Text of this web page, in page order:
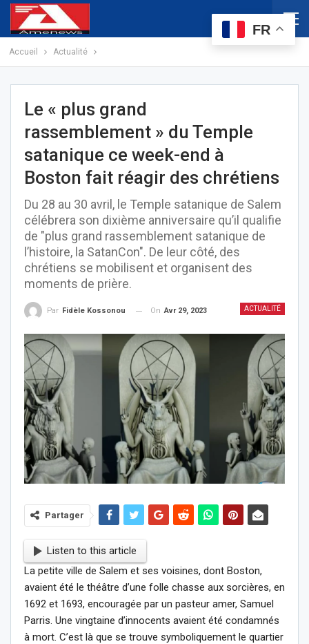
Accueil Actualité
Le « plus grand
rassemblement » du Temple
satanique ce week-end à
Boston fait réagir des chrétiens
Du 28 au 30 avril, le Temple satanique de Salem
célébrera son dixième anniversaire qu’il qualifie
de "plus grand rassemblement satanique de
l’histoire, la SatanCon". De leur côté, des
chrétiens se mobilisent et organisent des
moments de prière.
ACTUALITÉ
Par Fidèle Kossonou On Avr 29, 2023
Partager
Listen to this article
La petite ville de Salem et ses voisines, dont Boston,
avaient été le théâtre d’une folle chasse aux sorcières, en
1692 et 1693, encouragée par un pasteur amer, Samuel
Parris. Une vingtaine d’innocents avaient été condamnés
à mort. C’est là que se trouve symboliquement le quartier
FR